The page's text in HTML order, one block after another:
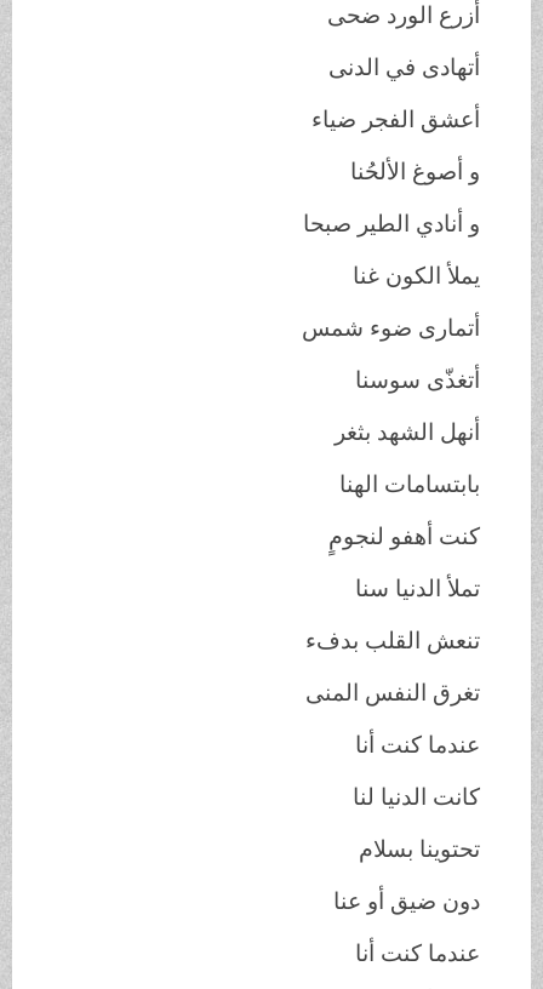
أزرع الورد ضحى
أتهادى في الدنى
أعشق الفجر ضياء
و أصوغ الألحُنا
و أنادي الطير صبحا
يملأ الكون غنا
أتمارى ضوء شمس
أتغذّى سوسنا
أنهل الشهد بثغر
بابتسامات الهنا
كنت أهفو لنجومٍ
تملأ الدنيا سنا
تنعش القلب بدفء
تغرق النفس المنى
عندما كنت أنا
كانت الدنيا لنا
تحتوينا بسلام
دون ضيق أو عنا
عندما كنت أنا